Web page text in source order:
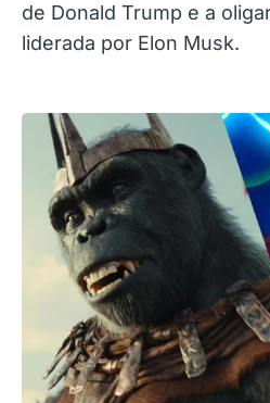
de Donald Trump e a
liderada por Elon Musk.